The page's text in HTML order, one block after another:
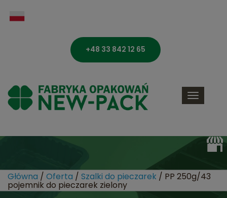
+48 33 842 12 65
Toggle
Główna / Oferta / Szalki do pieczarek / PP 250g/43
pojemnik do pieczarek zielony